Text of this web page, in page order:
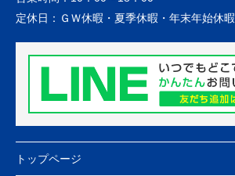
定休日： ＧＷ休暇・夏季休暇・年末年始休暇
トップページ